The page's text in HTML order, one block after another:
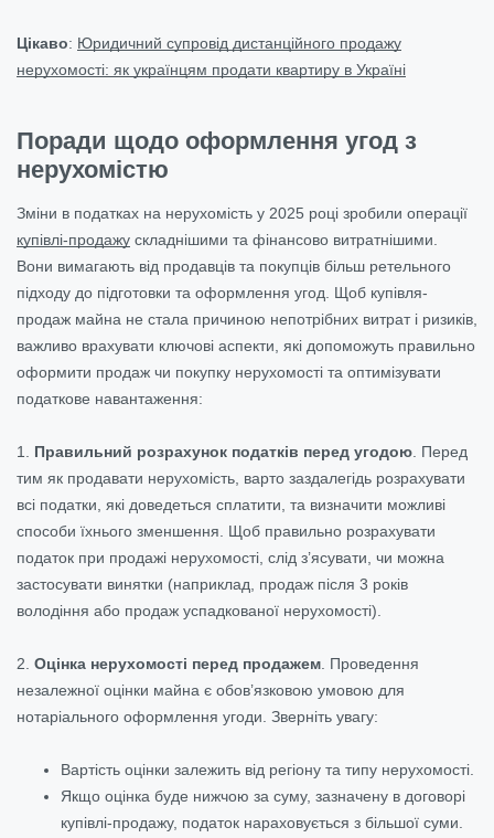
Цікаво: Юридичний супровід дистанційного продажу
нерухомості: як українцям продати квартиру в Україні
Поради щодо оформлення угод з
нерухомістю
Зміни в податках на нерухомість у 2025 році зробили операції
купівлі-продажу складнішими та фінансово витратнішими.
Вони вимагають від продавців та покупців більш ретельного
підходу до підготовки та оформлення угод. Щоб купівля-
продаж майна не стала причиною непотрібних витрат і ризиків,
важливо врахувати ключові аспекти, які допоможуть правильно
оформити продаж чи покупку нерухомості та оптимізувати
податкове навантаження:
1. Правильний розрахунок податків перед угодою . Перед
тим як продавати нерухомість, варто заздалегідь розрахувати
всі податки, які доведеться сплатити, та визначити можливі
способи їхнього зменшення. Щоб правильно розрахувати
податок при продажі нерухомості, слід з’ясувати, чи можна
застосувати винятки (наприклад, продаж після 3 років
володіння або продаж успадкованої нерухомості).
2. Оцінка нерухомості перед продажем . Проведення
незалежної оцінки майна є обов’язковою умовою для
нотаріального оформлення угоди. Зверніть увагу:
Вартість оцінки залежить від регіону та типу нерухомості.
Якщо оцінка буде нижчою за суму, зазначену в договорі
купівлі-продажу, податок нараховується з більшої суми.